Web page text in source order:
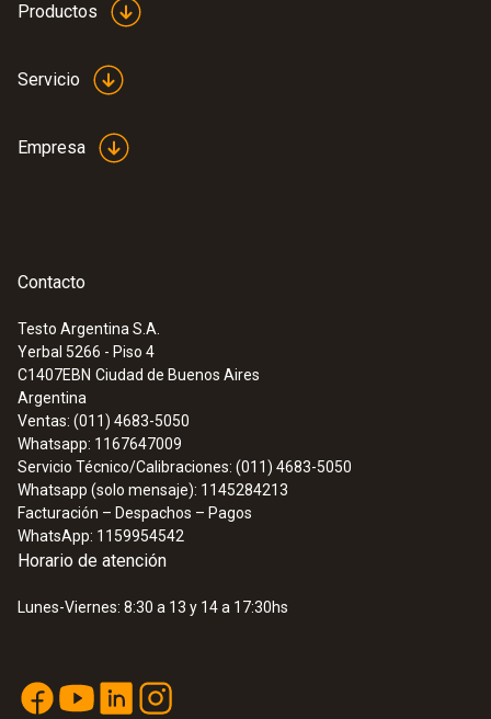
Productos
Servicio
Empresa
Contacto
Testo Argentina S.A.
Yerbal 5266 - Piso 4
C1407EBN Ciudad de Buenos Aires
Argentina
Ventas: (011) 4683-5050
Whatsapp: 1167647009
Servicio Técnico/Calibraciones: (011) 4683-5050
Whatsapp (solo mensaje): 1145284213
Facturación – Despachos – Pagos
WhatsApp: 1159954542
Horario de atención
Lunes-Viernes: 8:30 a 13 y 14 a 17:30hs